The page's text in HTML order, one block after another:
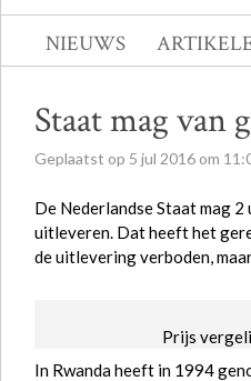
NIEUWS
Staat mag van
Geplaatst op 5 jul 2016 om
De Nederlandse Staat mag
uitleveren. Dat heeft het
de uitlevering verboden,
Prijs
In Rwanda heeft in 1994